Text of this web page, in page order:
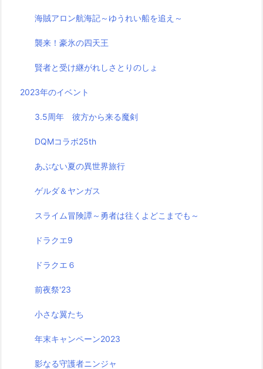
海賊アロン航海記～ゆうれい船を追え～
襲来！豪氷の四天王
賢者と受け継がれしさとりのしょ
2023年のイベント
3.5周年 彼方から来る魔剣
DQMコラボ25th
あぶない夏の異世界旅行
ゲルダ＆ヤンガス
スライム冒険譚～勇者は往くよどこまでも～
ドラクエ9
ドラクエ６
前夜祭'23
小さな翼たち
年末キャンペーン2023
影なる守護者ニンジャ